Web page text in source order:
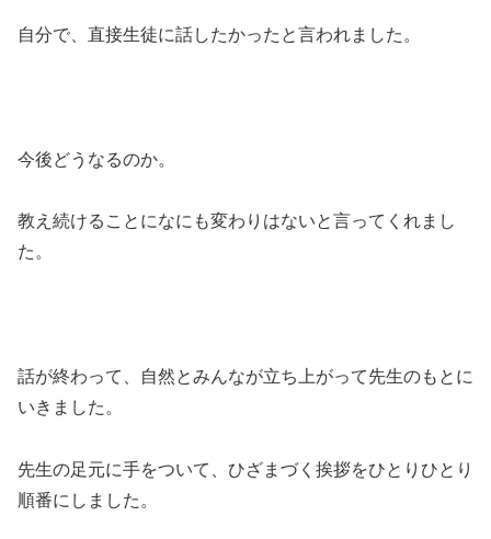
自分で、直接生徒に話したかったと言われました。
今後どうなるのか。
教え続けることになにも変わりはないと言ってくれまし
た。
話が終わって、自然とみんなが立ち上がって先生のもとに
いきました。
先生の足元に手をついて、ひざまづく挨拶をひとりひとり
順番にしました。